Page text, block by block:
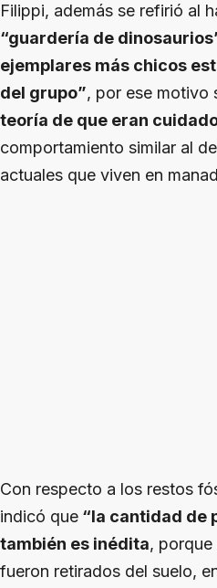
Filippi, además se refirió al
“guardería de
ejemplares más chicos
del grupo”, por ese motivo
teoría de que eran
comportamiento similar al
actuales que viven en
Con respecto a los restos
indicó que “la cantidad de
también es inédita, porque
fueron retirados del suelo,